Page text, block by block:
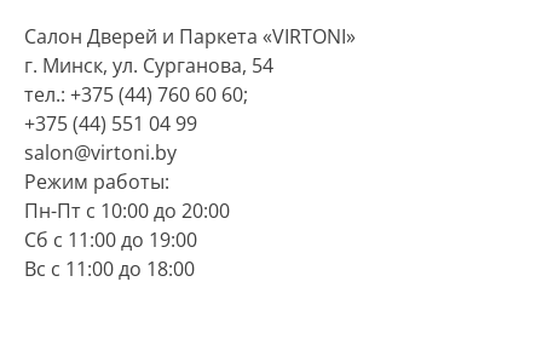
Салон Дверей и Паркета «VIRTONI»
г. Минск, ул. Сурганова, 54
тел.: +375 (44) 760 60 60;
+375 (44) 551 04 99
salon@virtoni.by
Режим работы:
Пн-Пт с 10:00 до 20:00
Cб с 11:00 до 19:00
Вс с 11:00 до 18:00